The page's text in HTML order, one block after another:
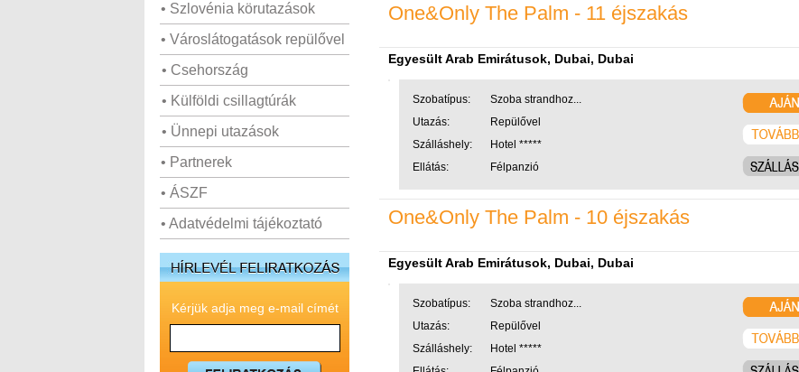
• Szlovénia körutazások
• Városlátogatások repülővel
• Csehország
• Külföldi csillagtúrák
• Ünnepi utazások
• Partnerek
• ÁSZF
• Adatvédelmi tájékoztató
Kérjük adja meg e-mail címét
One&Only The Palm - 11 éjszakás
Egyesült Arab Emirátusok, Dubai, Dubai
Szobatípus:
Szoba strandhoz...
Utazás:
Repülővel
Szálláshely:
Hotel *****
Ellátás:
Félpanzió
One&Only The Palm - 10 éjszakás
Egyesült Arab Emirátusok, Dubai, Dubai
Szobatípus:
Szoba strandhoz...
Utazás:
Repülővel
Szálláshely:
Hotel *****